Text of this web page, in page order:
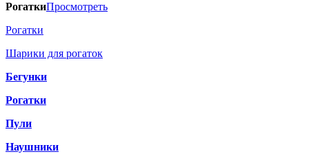
РогаткиПросмотреть
Рогатки
Шарики для рогаток
Бегунки
Рогатки
Пули
Наушники